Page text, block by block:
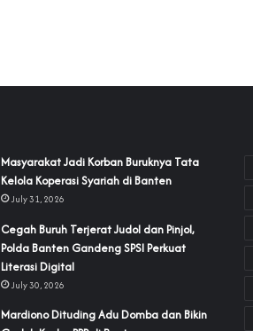
‎Masyarakat Jadi Korban Buruknya Tata
Kelola Koperasi Syariah di Banten
July 31, 2026
Cegah Buruh Terjerat Judol dan Pinjol,
Polda Banten Gandeng SPSI Perkuat
Literasi Digital
July 30, 2026
‎Mardiono Dituding Adu Domba dan Bikin